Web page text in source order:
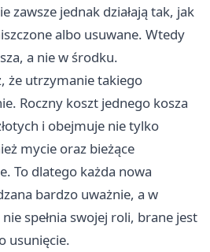
zawsze jednak działają tak, jak
albo usuwane. Wtedy
a nie w środku.
że utrzymanie takiego
Roczny koszt jednego kosza
i obejmuje nie tylko
mycie oraz bieżące
To dlatego każda nowa
bardzo uważnie, a w
spełnia swojej roli, brane jest
usunięcie.